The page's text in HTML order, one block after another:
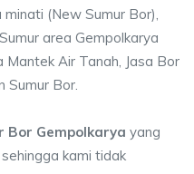
(New Sumur Bor),
area Gempolkarya
Air Tanah, Jasa Bor
Sumur Bor.
Bor Gempolkarya yang
kami tidak